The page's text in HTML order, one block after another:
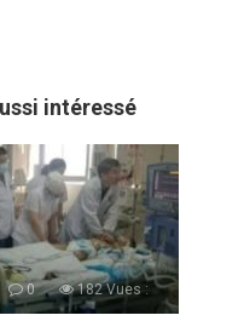
intéressé
0 182 Vues :